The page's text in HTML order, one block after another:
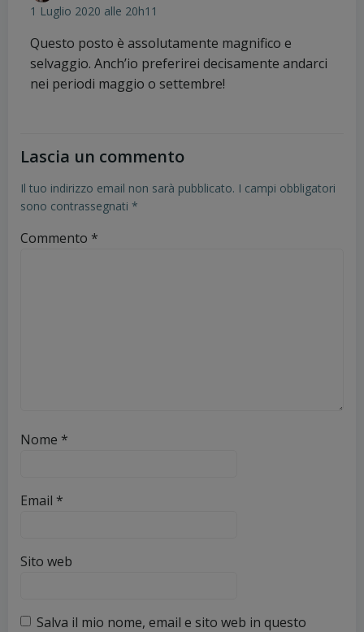
1 Luglio 2020 alle 20h11
Questo posto è assolutamente magnifico e
selvaggio. Anch’io preferirei decisamente andarci
nei periodi maggio o settembre!
Lascia un commento
Il tuo indirizzo email non sarà pubblicato. I campi obbligatori
sono contrassegnati *
Commento *
Nome *
Email *
Sito web
Salva il mio nome, email e sito web in questo